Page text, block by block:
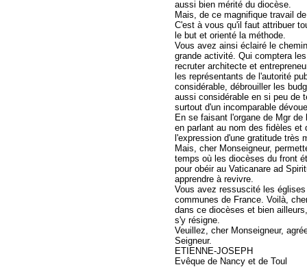
aussi bien mérité du diocèse.
Mais, de ce magnifique travail
C'est à vous qu'il faut attribuer
le but et orienté la méthode.
Vous avez ainsi éclairé le
grande activité. Qui comptera
recruter architecte et
les représentants de l'autorité
considérable, débrouiller les
aussi considérable en si peu de
surtout d'un incomparable
En se faisant l'organe de Mgr
en parlant au nom des fidèles et
l'expression d'une gratitude très
Mais, cher Monseigneur,
temps où les diocèses du front
pour obéir au Vaticanare ad
apprendre à revivre.
Vous avez ressuscité les
communes de France. Voilà,
dans ce diocèses et bien
s'y résigne.
Veuillez, cher Monseigneur,
Seigneur.
ETIENNE-JOSEPH
Evêque de Nancy et de Toul